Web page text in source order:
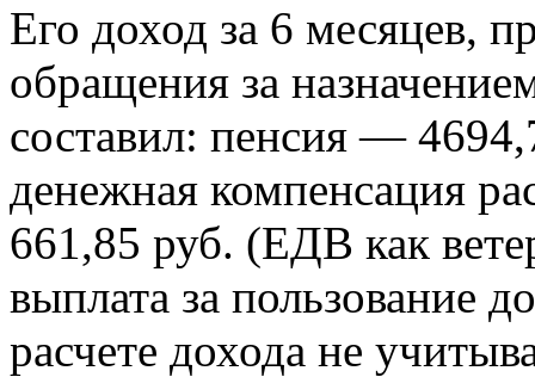
Его доход за 6 месяцев,
обращения за
составил: пенсия —
денежная компенсация
661,85 руб. (ЕДВ как
выплата за пользование
расчете дохода не